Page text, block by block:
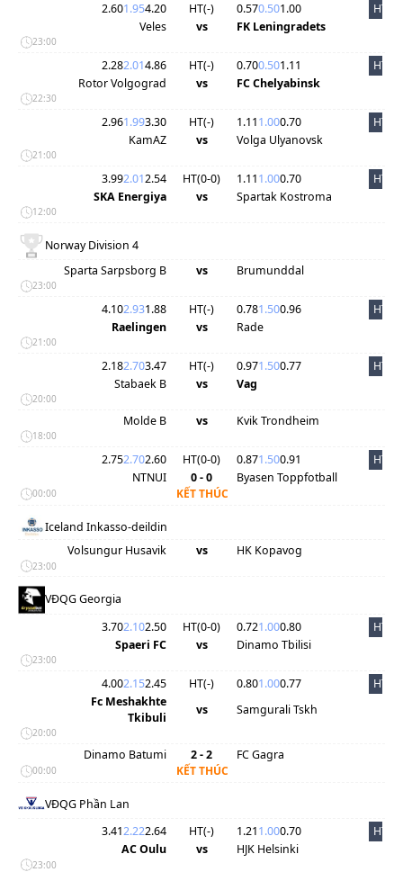
2.601.954.20 HT(-) 0.570.501.00
HT
Veles
vs FK Leningradets
23:00
2.282.014.86 HT(-) 0.700.501.11
HT
Rotor Volgograd
vs FC Chelyabinsk
22:30
2.961.993.30 HT(-) 1.111.000.70
HT
KamAZ
vs Volga Ulyanovsk
21:00
3.992.012.54 HT(0-0) 1.111.000.70
HT
SKA Energiya
vs Spartak Kostroma
12:00
Norway Division 4
Sparta Sarpsborg B
vs Brumunddal
23:00
4.102.931.88 HT(-) 0.781.500.96
HT
Raelingen
vs Rade
21:00
2.182.703.47 HT(-) 0.971.500.77
HT
Stabaek B
vs Vag
20:00
Molde B vs Kvik Trondheim
18:00
2.752.702.60 HT(0-0) 0.871.500.91
HT
NTNUI
0 - 0 Byasen Toppfotball
00:00 KẾT THÚC
Iceland Inkasso-deildin
Volsungur Husavik
vs HK Kopavog
23:00
VĐQG Georgia
3.702.102.50 HT(0-0) 0.721.000.80
HT
Spaeri FC
vs Dinamo Tbilisi
23:00
4.002.152.45 HT(-) 0.801.000.77
HT
Fc Meshakhte
Tkibuli
vs Samgurali Tskh
20:00
Dinamo Batumi 2 - 2 FC Gagra
00:00 KẾT THÚC
VĐQG Phần Lan
3.412.222.64 HT(-) 1.211.000.70
HT
AC Oulu
vs HJK Helsinki
23:00